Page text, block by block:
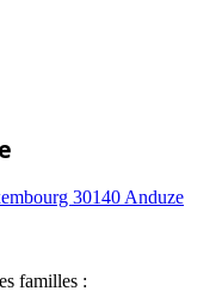
30140 Anduze
familles :